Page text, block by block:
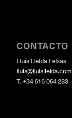
CONTACTO
Lluís Lleida Feixas
lluis@lluislleida.com
T. +34 616 064 283